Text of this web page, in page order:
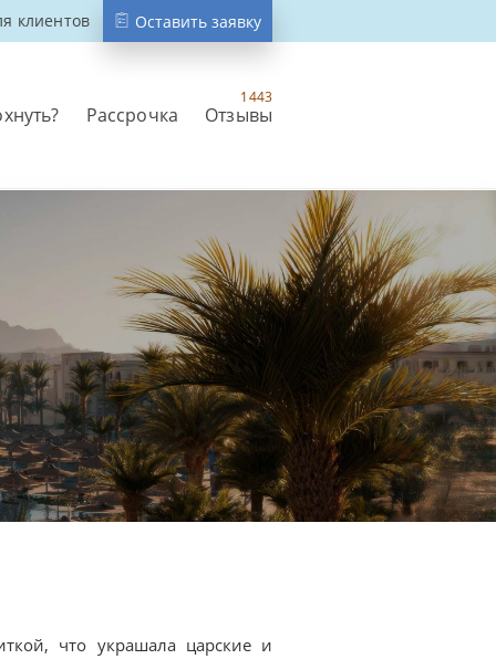
клиентов Оставить заявку
Рассрочка Отзывы
1443
что украшала царские и